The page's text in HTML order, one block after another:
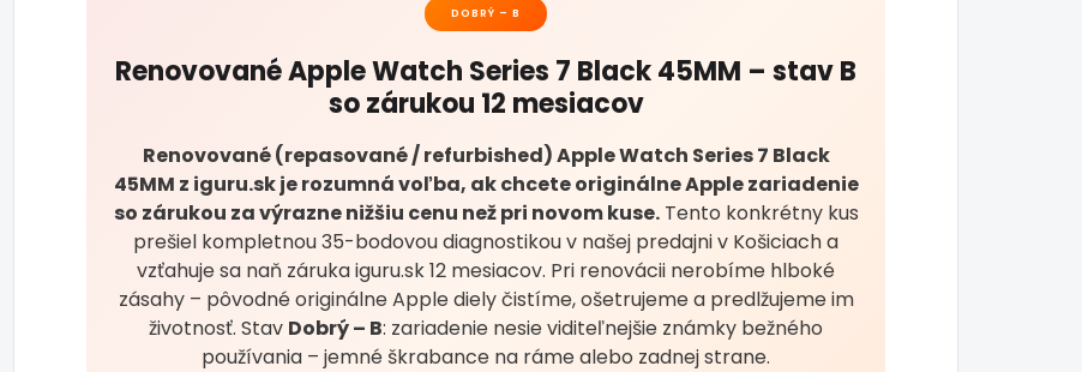
DOBRÝ – B
Renovované Apple Watch Series 7 Black 45MM – stav B
so zárukou 12 mesiacov
Renovované (repasované / refurbished) Apple Watch Series 7 Black
45MM z iguru.sk je rozumná voľba, ak chcete originálne Apple zariadenie
so zárukou za výrazne nižšiu cenu než pri novom kuse.Tento konkrétny kus
prešiel kompletnou 35-bodovou diagnostikou v našej predajni v Košiciach a
vzťahuje sa naň záruka iguru.sk 12 mesiacov. Pri renovácii nerobíme hlboké
zásahy – pôvodné originálne Apple diely čistíme, ošetrujeme a predlžujeme im
životnosť. Stav Dobrý – B: zariadenie nesie viditeľnejšie známky bežného
používania – jemné škrabance na ráme alebo zadnej strane.